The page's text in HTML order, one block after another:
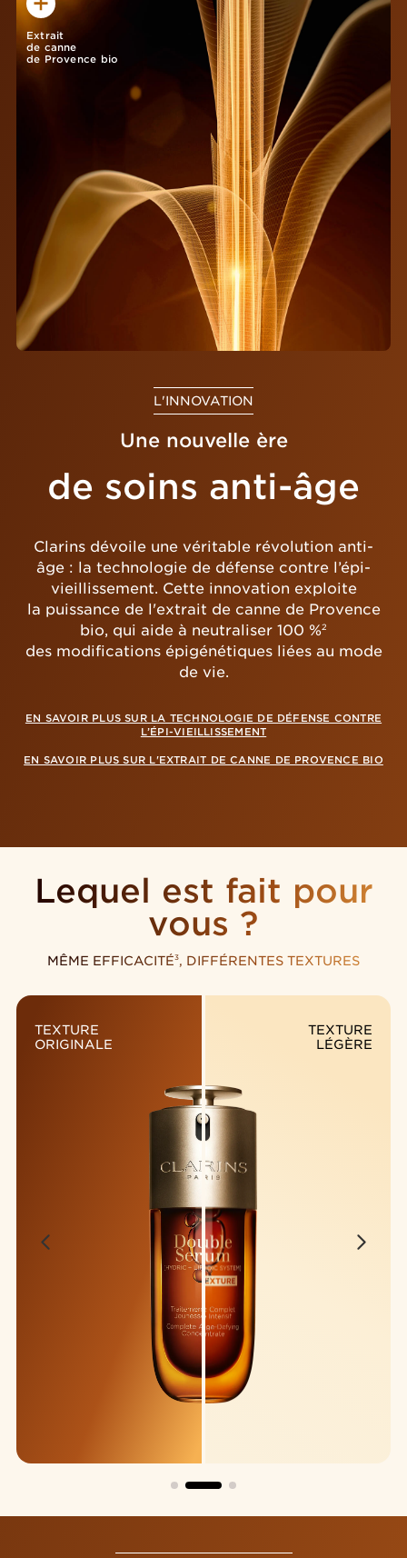
Extrait
de canne
de Provence bio
L'INNOVATION
Une nouvelle ère
de soins anti-âge
Clarins dévoile une véritable révolution anti-
âge : la technologie de défense contre l’épi-
vieillissement. Cette innovation exploite
la puissance de l'extrait de canne de Provence
bio, qui aide à neutraliser 100 %2
des modifications épigénétiques liées au mode
de vie.
EN SAVOIR PLUS SUR LA TECHNOLOGIE DE DÉFENSE CONTRE
L’ÉPI-VIEILLISSEMENT
EN SAVOIR PLUS SUR L'EXTRAIT DE CANNE DE PROVENCE BIO
Lequel est fait pour
vous ?
MÊME EFFICACITÉ3, DIFFÉRENTES TEXTURES
TEXTURE
ORIGINALE
TEXTURE
LÉGÈRE